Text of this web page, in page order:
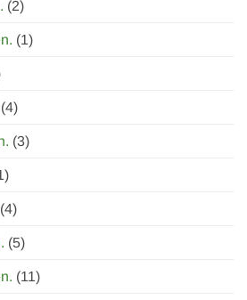
(2)
(1)
(4)
(3)
(4)
(5)
(11)